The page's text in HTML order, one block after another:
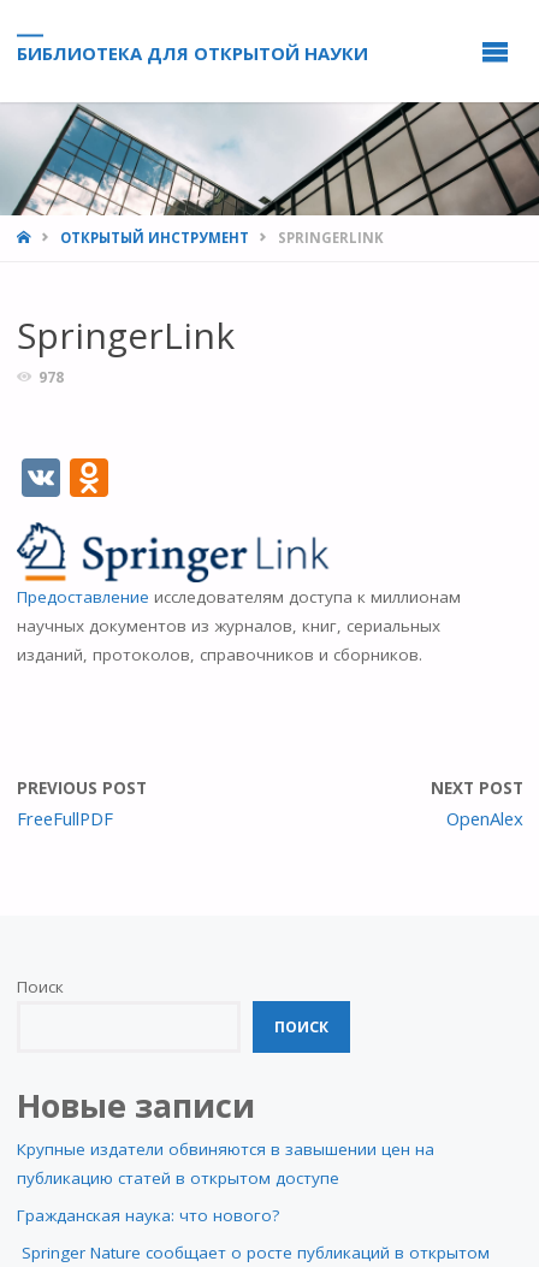
БИБЛИОТЕКА ДЛЯ ОТКРЫТОЙ НАУКИ
HOMEОТКРЫТЫЙ ИНСТРУМЕНТ SPRINGERLINK
SpringerLink
978
V O
n
o
kl
as
ki
Предоставление исследователям доступа к миллионам
научных документов из журналов, книг, сериальных
изданий, протоколов, справочников и сборников.
PREVIOUS POST
FreeFullPDF
NEXT POST
OpenAlex
Поиск
ПОИСК
Новые записи
Крупные издатели обвиняются в завышении цен на
публикацию статей в открытом доступе
Гражданская наука: что нового?
Springer Nature сообщает о росте публикаций в открытом